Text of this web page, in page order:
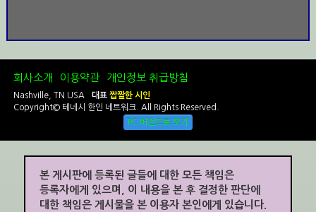
회사소개 이용약관 개인정보 취급방침
Nashville, TN USA 대표 짭짤한 시인
Copyright© 테네시 한인 네트워크. All Rights Reserved.
PC 버전으로 보기
본 게시판에 등록된 글들에 대한 모든 책임은
등록자에게 있으며, 이 내용을 본 후 결정한 판단에
대한 책임은 게시물을 본 이용자 본인에게 있습니다.